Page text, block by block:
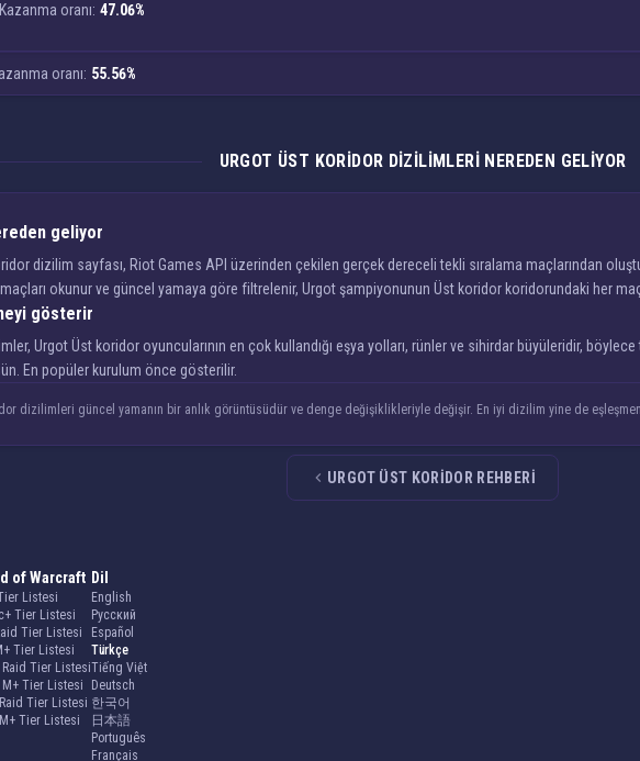
Kazanma oranı: 47.06%
oranı: 55.56%
URGOT ÜST KORIDOR DIZILIMLERI NEREDEN GELIYOR
geliyor
dizilim sayfası, Riot Games API üzerinden çekilen gerçek dereceli tekli sıralama maçlarından
okunur ve güncel yamaya göre filtrelenir, Urgot şampiyonunun Üst koridor koridorundaki her
gösterir
Urgot Üst koridor oyuncularının en çok kullandığı eşya yolları, rünler ve sihirdar büyüleridir,
En popüler kurulum önce gösterilir.
dizilimleri güncel yamanın bir anlık görüntüsüdür ve denge değişiklikleriyle değişir. En iyi dizilim yine de
URGOT ÜST KORIDOR REHBERI
of Warcraft
Listesi
Tier Listesi
Tier Listesi
Tier Listesi
Raid Tier Listesi
M+ Tier Listesi
Tier Listesi
Tier Listesi
Dil
English
Русский
Español
Türkçe
Tiếng Việt
Deutsch
한국어
日本語
Português
Français